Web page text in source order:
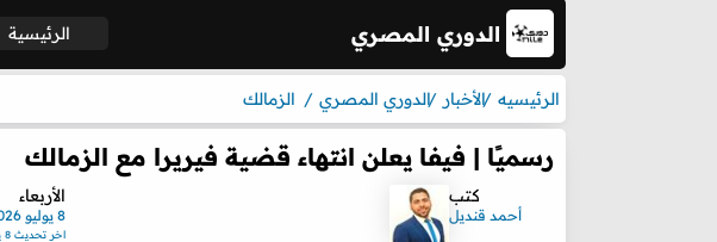
الدوري المصري الرئيسية
الرئيسيه الأخبار الدوري المصري الزمالك
رسميًا | فيفا يعلن انتهاء قضية فيريرا مع الزمالك
كتب
أحمد قنديل
الأربعاء
8 يوليو 2026 ,9:36 م
اخر تحديث 8 يوليو 2026 ,11:06 م